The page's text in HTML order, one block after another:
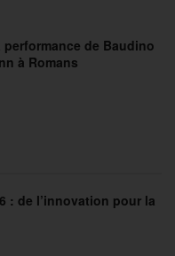
de Baudino
à Romans
: de l’innovation pour la